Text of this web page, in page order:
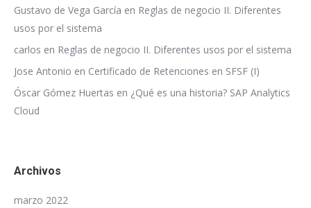
Gustavo de Vega García en Reglas de negocio II. Diferentes
usos por el sistema
carlos en Reglas de negocio II. Diferentes usos por el sistema
Jose Antonio en Certificado de Retenciones en SFSF (I)
Óscar Gómez Huertas en ¿Qué es una historia? SAP Analytics
Cloud
Archivos
marzo 2022